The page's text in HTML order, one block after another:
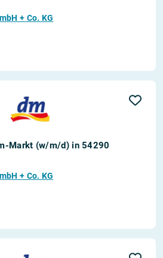
+ Co. KG
Markt (w/m/d) in 54290
+ Co. KG